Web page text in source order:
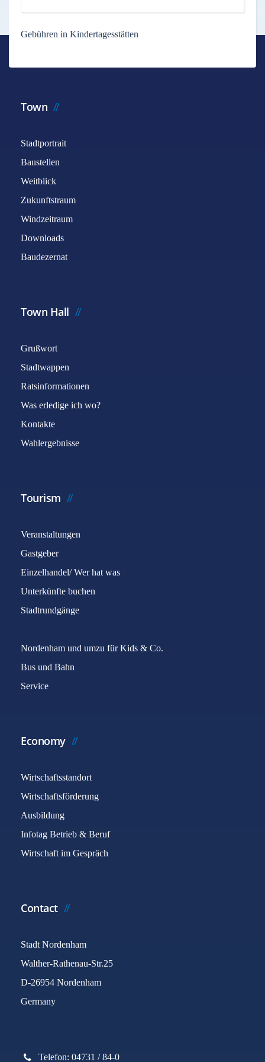
Gebühren in Kindertagesstätten
Town
Stadtportrait
Baustellen
Weitblick
Zukunftstraum
Windzeitraum
Downloads
Baudezernat
Town Hall
Grußwort
Stadtwappen
Ratsinformationen
Was erledige ich wo?
Kontakte
Wahlergebnisse
Tourism
Veranstaltungen
Gastgeber
Einzelhandel/ Wer hat was
Unterkünfte buchen
Stadtrundgänge
Nordenham und umzu für Kids & Co.
Bus und Bahn
Service
Economy
Wirtschaftsstandort
Wirtschaftsförderung
Ausbildung
Infotag Betrieb & Beruf
Wirtschaft im Gespräch
Contact
Stadt Nordenham
Walther-Rathenau-Str.25
D-26954 Nordenham
Germany
Telefon: 04731 / 84-0